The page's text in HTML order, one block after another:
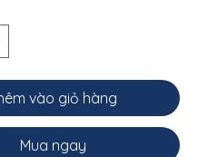
vào giỏ hàng
Mua ngay